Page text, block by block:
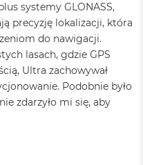
systemy GLONASS,
precyzję lokalizacji, która
do nawigacji.
lasach, gdzie GPS
Ultra zachowywał
Podobnie było
zdarzyło mi się, aby